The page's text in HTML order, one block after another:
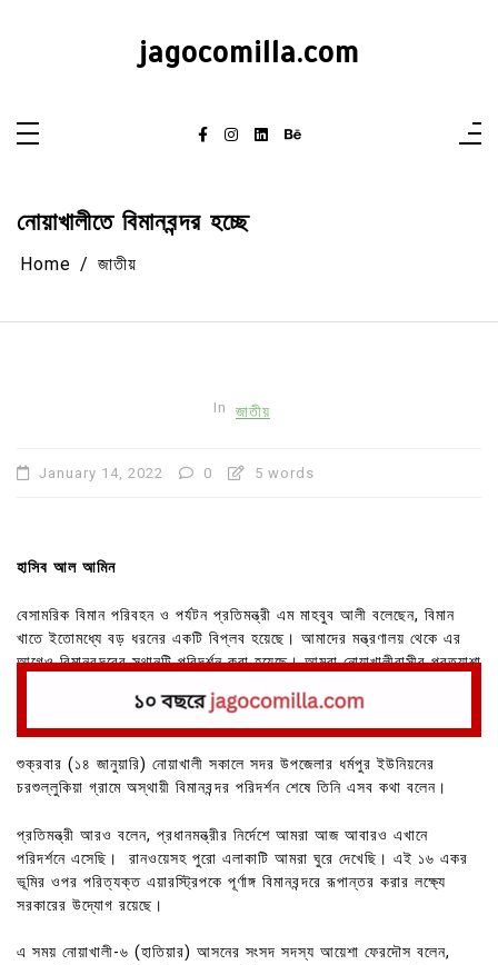
jagocomilla.com
নোয়াখালীতে বিমানবন্দর হচ্ছে
Home জাতীয়
In জাতীয়
January 14, 2022 0 5 words
হাসিব আল আমিন
বেসামরিক বিমান পরিবহন ও পর্যটন প্রতিমন্ত্রী এম মাহবুব আলী বলেছেন, বিমান
খাতে ইতোমধ্যে বড় ধরনের একটি বিপ্লব হয়েছে। আমাদের মন্ত্রণালয় থেকে এর
আগেও বিমানবন্দরের স্থানটি পরিদর্শন করা হয়েছে। আমরা নোয়াখালীবাসীর প্রত্যাশা
শুক্রবার (১৪ জানুয়ারি) নোয়াখালী সকালে সদর উপজেলার ধর্মপুর ইউনিয়নের
চরশুল্লুকিয়া গ্রামে অস্থায়ী বিমানবন্দর পরিদর্শন শেষে তিনি এসব কথা বলেন।
প্রতিমন্ত্রী আরও বলেন, প্রধানমন্ত্রীর নির্দেশে আমরা আজ আবারও এখানে
পরিদর্শনে এসেছি। রানওয়েসহ পুরো এলাকাটি আমরা ঘুরে দেখেছি। এই ১৬ একর
ভূমির ওপর পরিত্যক্ত এয়ারস্ট্রিপকে পূর্ণাঙ্গ বিমানবন্দরে রূপান্তর করার লক্ষ্যে
সরকারের উদ্যোগ রয়েছে।
এ সময় নোয়াখালী-৬ (হাতিয়ার) আসনের সংসদ সদস্য আয়েশা ফেরদৌস বলেন,